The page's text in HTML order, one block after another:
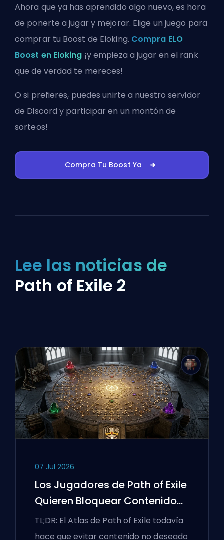
Ahora que ya has aprendido algo nuevo, es hora
de ponerte a jugar y mejorar. Elige un juego para
comprar tu Boost de Eloking. Compra ELO
Boost en Eloking ¡y empieza a jugar en el rank
que de verdad te mereces!
O si prefieres, puedesunirte a nuestro servidor
de Discord y participar en un montón de
sorteos!
Compra Tu Boost Ya
Lee las noticias de
Path of Exile 2
07 Jul 2026
Los Jugadores de Path of Exile
Quieren Bloquear Contenido
Malo y la UI Sigue Luchando
Contra Ellos
TL;DR: El Atlas de Path of Exile todavía
hace que evitar contenido no deseado